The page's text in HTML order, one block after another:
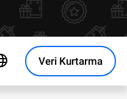
Veri Kurtarma